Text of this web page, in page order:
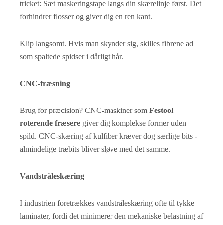
tricket: Sæt maskeringstape langs din skærelinje først. Det
forhindrer flosser og giver dig en ren kant.
Klip langsomt. Hvis man skynder sig, skilles fibrene ad
som spaltede spidser i dårligt hår.
CNC-fræsning
Brug for præcision? CNC-maskiner som Festool
roterende fræsere giver dig komplekse former uden
spild. CNC-skæring af kulfiber kræver dog særlige bits -
almindelige træbits bliver sløve med det samme.
Vandstråleskæring
I industrien foretrækkes vandstråleskæring ofte til tykke
laminater, fordi det minimerer den mekaniske belastning af